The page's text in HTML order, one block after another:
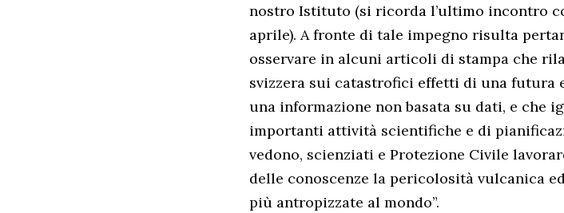
nostro Istituto (si ricorda l’ultimo incontro
aprile). A fronte di tale impegno risulta
osservare in alcuni articoli di stampa che
svizzera sui catastrofici effetti di una futura
una informazione non basata su dati, e che
importanti attività scientifiche e di
vedono, scienziati e Protezione Civile
delle conoscenze la pericolosità vulcanica
più antropizzate al mondo”.